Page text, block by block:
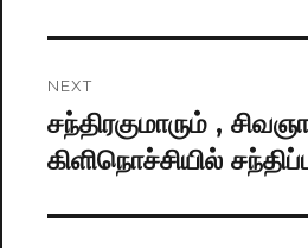
NEXT
Next
post:
சந்திரகுமாரும் ,
கிளிநொச்சியில்